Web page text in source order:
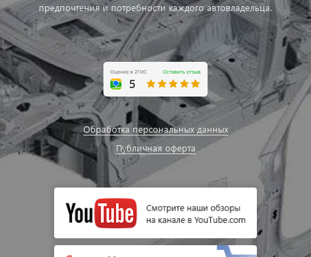
предпочтения и потребности каждого автовладельца.
Обработка персональных данных
Публичная оферта